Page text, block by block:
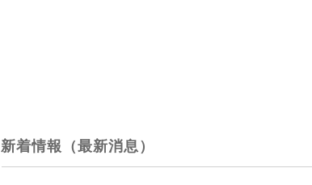
新着情報（最新消息）